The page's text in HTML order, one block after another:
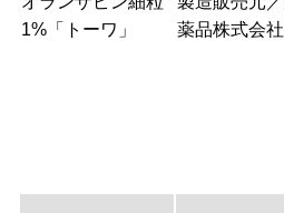
1%「トーワ」
薬品株式会社